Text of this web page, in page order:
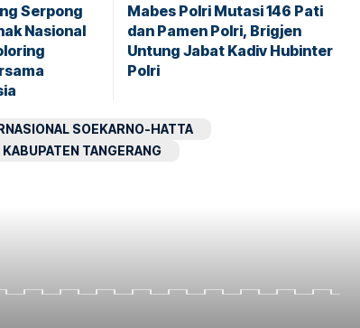
Serpong
Nasional
Mabes Polri Mutasi 146 Pati
dan Pamen Polri, Brigjen
Untung Jabat Kadiv Hubinter
Polri
SOEKARNO-HATTA
KABUPATEN TANGERANG